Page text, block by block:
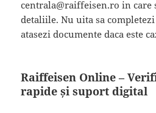
centrala@raiffeisen.ro in care
detaliile. Nu uita sa
atasezi documente daca este
Raiffeisen Online –
rapide și suport digital